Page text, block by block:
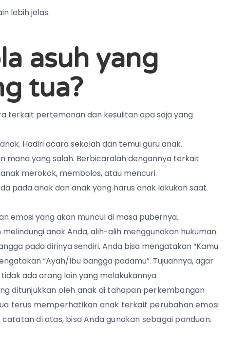
lebih jelas.
asuh yang
tua?
terkait pertemanan dan kesulitan apa saja yang
Hadiri acara sekolah dan temui guru anak.
mana yang salah. Berbicaralah dengannya terkait
merokok, membolos, atau mencuri.
pada anak dan anak yang harus anak lakukan saat
emosi yang akan muncul di masa pubernya.
anak Anda, alih-alih menggunakan hukuman.
pada dirinya sendiri. Anda bisa mengatakan “Kamu
“Ayah/Ibu bangga padamu”. Tujuannya, agar
ada orang lain yang melakukannya.
ditunjukkan oleh anak di tahapan perkembangan
terus memperhatikan anak terkait perubahan emosi
di atas, bisa Anda gunakan sebagai panduan.